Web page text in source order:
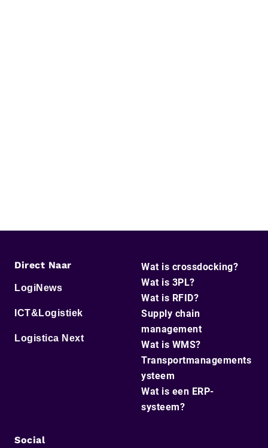
Direct Naar
LogiNews
ICT&Logistiek
Logistica Next
Wat is crossdocking?
Wat is 3PL?
Wat is RFID?
Supply chain
management
Wat is WMS?
Transportmanagements
ysteem
Wat is een ERP-
systeem?
Social